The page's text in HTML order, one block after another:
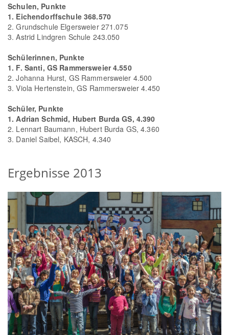
Schulen, Punkte
1. Eichendorffschule 368.570
2. Grundschule Elgersweier 271.075
3. Astrid Lindgren Schule 243.050
Schülerinnen, Punkte
1. F. Santi, GS Rammersweier 4.550
2. Johanna Hurst, GS Rammersweier 4.500
3. Viola Hertenstein, GS Rammersweier 4.450
Schüler, Punkte
1. Adrian Schmid, Hubert Burda GS, 4.390
2. Lennart Baumann, Hubert Burda GS, 4.360
3. Daniel Saibel, KASCH, 4.340
Ergebnisse 2013